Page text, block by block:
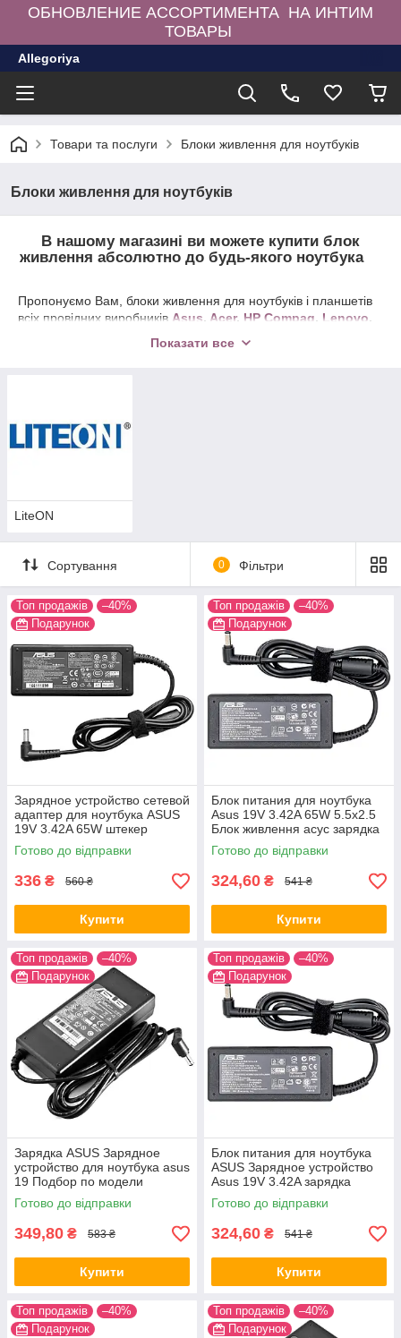
ОБНОВЛЕНИЕ АССОРТИМЕНТА НА ИНТИМ
ТОВАРЫ
Allegoriya
Товари та послуги Блоки живлення для ноутбуків
Блоки живлення для ноутбуків
В нашому магазині ви можете купити блок
живлення абсолютно до будь-якого ноутбука
Пропонуємо Вам, блоки живлення для ноутбуків і планшетів
всіх провідних виробників Asus, Acer, HP Compaq, Lenovo,
У нас відмінні ціни. Всі блоки живлення
Якщо Ви не можете самостійно визначитися з тим,
який саме Вам потрібен блок живлення,
зателефонуйте нам або напишіть нам листа, і ми з
радістю Вам допоможемо.
Наші блоки живлення не поступаються за якістю блокам
представлених в інших провідних інтернет-магазинах, а
політика прямих поставок дозволяє нам запропонувати
покупцеві товар в більш доступному ціновому діапазоні.
Купуючи товар у нас, Ви завжди можете розраховувати на
швидке, своєчасне обслуговування, адже доставка і відправка
посилок по Україні здійснюється переважно у день
замовлення.
+38096-827-88-80
Показати все
LiteON
Сортування 0 Фільтри
Топ продажів
–40%
Подарунок
Зарядное устройство сетевой
адаптер для ноутбука ASUS
19V 3.42A 65W штекер
5.5*2.5 Блок питания для
ноутбука
Готово до відправки
336 ₴ 560 ₴
Купити
Топ продажів
–40%
Подарунок
Блок питания для ноутбука
Asus 19V 3.42A 65W 5.5x2.5
Блок живлення асус зарядка
ASUS 19V
Готово до відправки
324,60 ₴ 541 ₴
Купити
Топ продажів
–40%
Подарунок
Зарядка ASUS Зарядное
устройство для ноутбука asus
19 Подбор по модели
Готово до відправки
349,80 ₴ 583 ₴
Купити
Топ продажів
–40%
Подарунок
Блок питания для ноутбука
ASUS Зарядное устройство
Asus 19V 3.42A зарядка
Готово до відправки
324,60 ₴ 541 ₴
Купити
Топ продажів
–40%
Подарунок
Топ продажів
–40%
Подарунок